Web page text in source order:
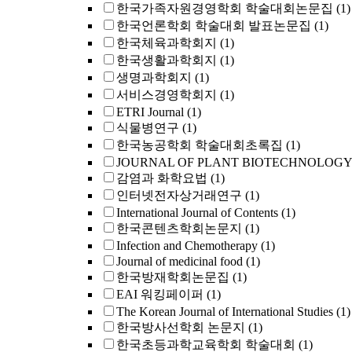
한국가족자원경영학회 학술대회논문집 (1)
한국언론학회 학술대회 발표논문집 (1)
한국체육과학회지 (1)
한국생활과학회지 (1)
생명과학회지 (1)
서비스경영학회지 (1)
ETRI Journal (1)
식물병연구 (1)
한국농공학회 학술대회초록집 (1)
JOURNAL OF PLANT BIOTECHNOLOGY
감염과 화학요법 (1)
인터넷전자상거래연구 (1)
International Journal of Contents (1)
한국콘텐츠학회논문지 (1)
Infection and Chemotherapy (1)
Journal of medicinal food (1)
한국방재학회논문집 (1)
EAI 워킹페이퍼 (1)
The Korean Journal of International Studies (1)
한국방사선학회 논문지 (1)
한국초등과학교육학회 학술대회 (1)